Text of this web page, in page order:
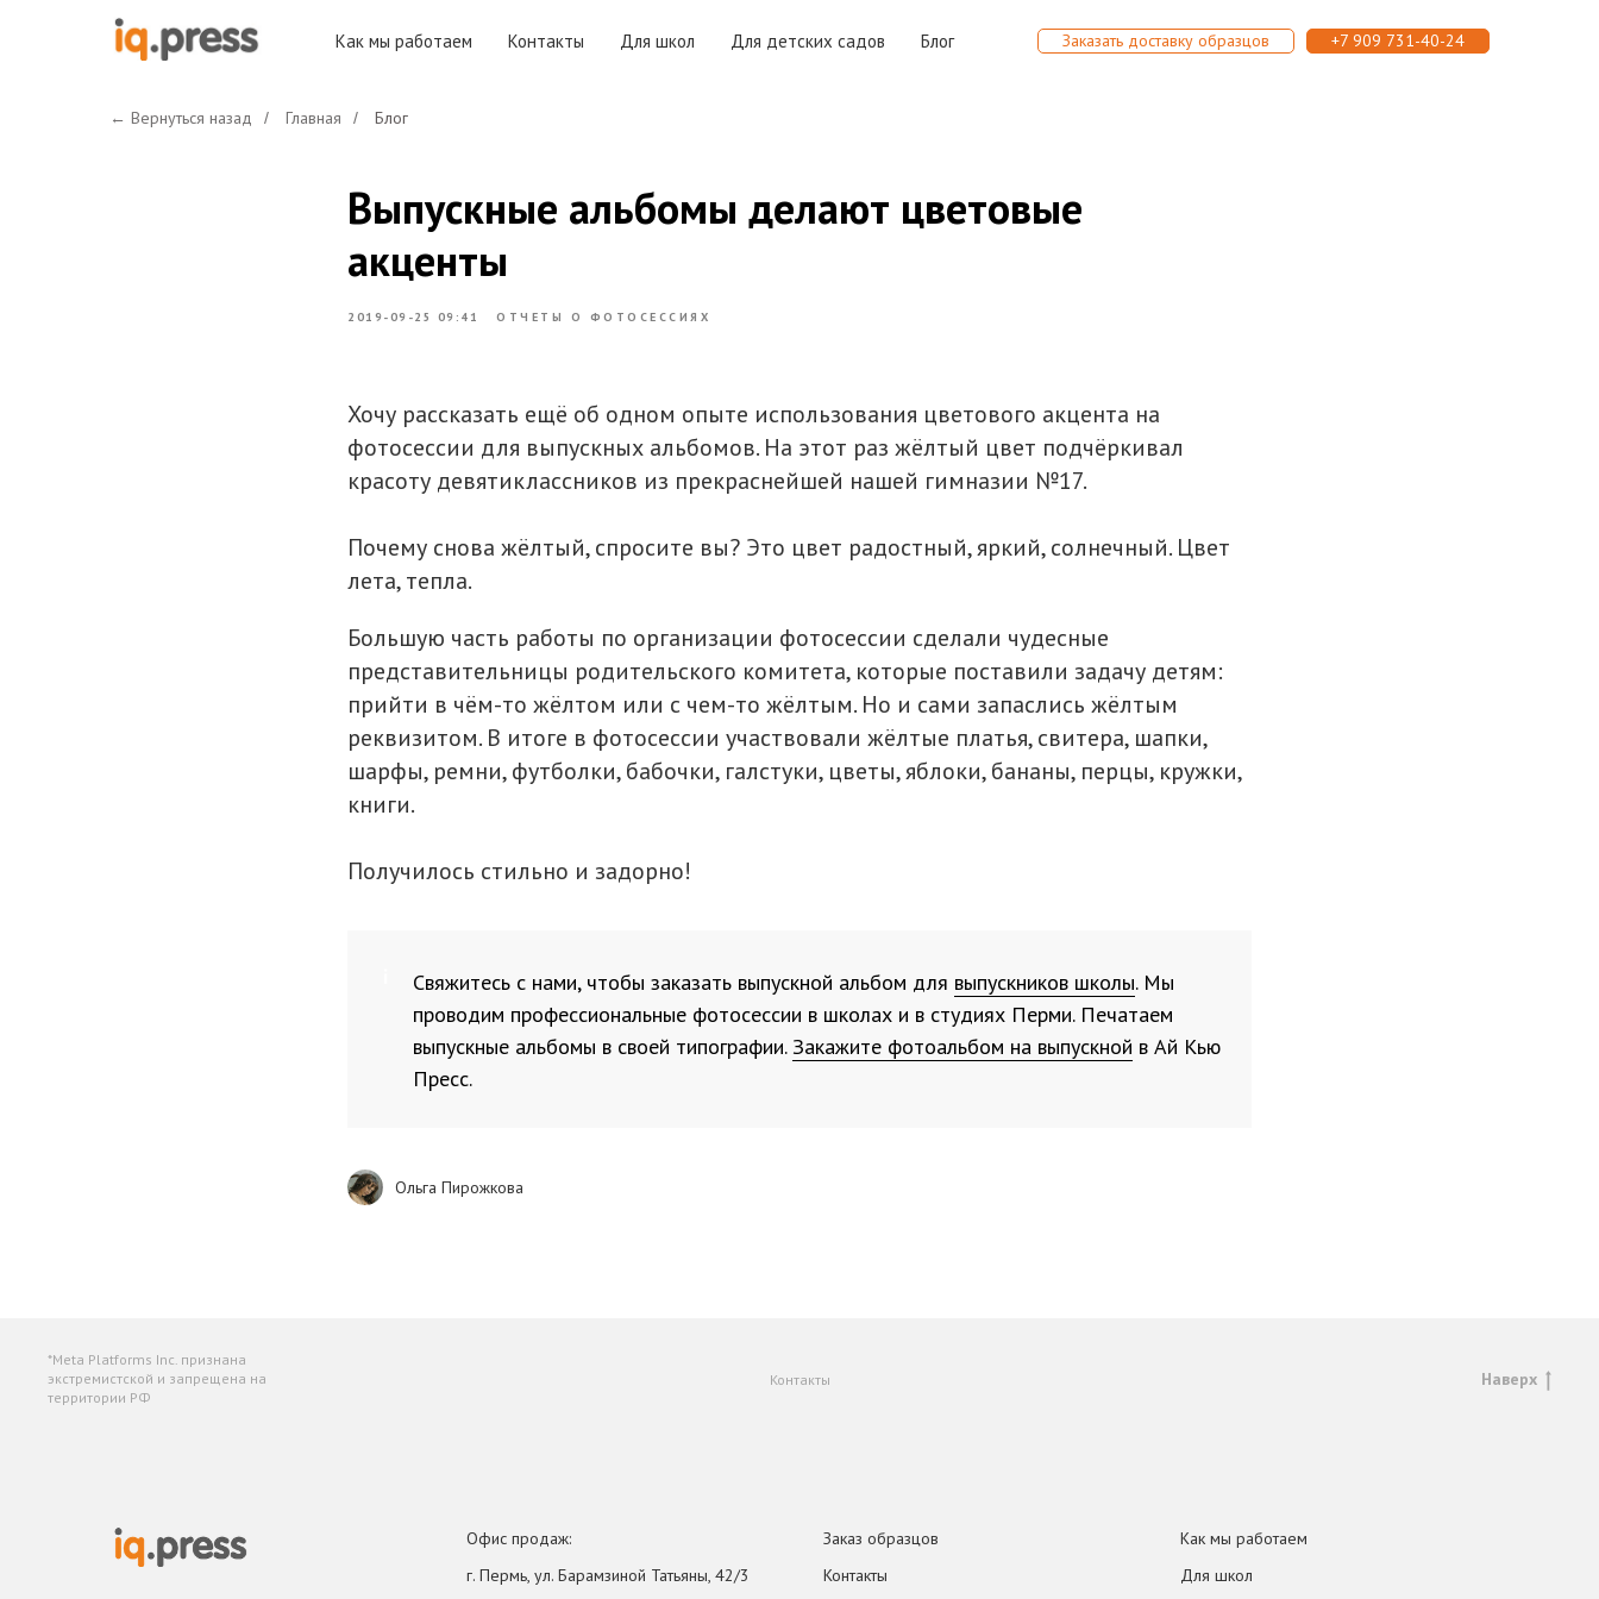
Как мы работаем Контакты Для школ Для детских садов Блог Заказать доставку образцов +7 909 731-40-24
← Вернуться назад / Главная / Блог
Выпускные альбомы делают цветовые
акценты
2019-09-25 09:41 ОТЧЕТЫ О ФОТОСЕССИЯХ
Хочу рассказать ещё об одном опыте использования цветового акцента на
фотосессии для выпускных альбомов. На этот раз жёлтый цвет подчёркивал
красоту девятиклассников из прекраснейшей нашей гимназии №17.
Почему снова жёлтый, спросите вы? Это цвет радостный, яркий, солнечный. Цвет
лета, тепла.
Большую часть работы по организации фотосессии сделали чудесные
представительницы родительского комитета, которые поставили задачу детям:
прийти в чём-то жёлтом или с чем-то жёлтым. Но и сами запаслись жёлтым
реквизитом. В итоге в фотосессии участвовали жёлтые платья, свитера, шапки,
шарфы, ремни, футболки, бабочки, галстуки, цветы, яблоки, бананы, перцы, кружки,
книги.
Получилось стильно и задорно!
Свяжитесь с нами, чтобы заказать выпускной альбом для выпускников школы. Мы
проводим профессиональные фотосессии в школах и в студиях Перми. Печатаем
выпускные альбомы в своей типографии. Закажите фотоальбом на выпускной в Ай Кью
Пресс.
Ольга Пирожкова
*Meta Platforms Inc. признана
экстремистской и запрещена на
территории РФ
Контакты Наверх
Офис продаж:
г. Пермь, ул. Барамзиной Татьяны, 42/3
Заказ образцов
Контакты
Как мы работаем
Для школ